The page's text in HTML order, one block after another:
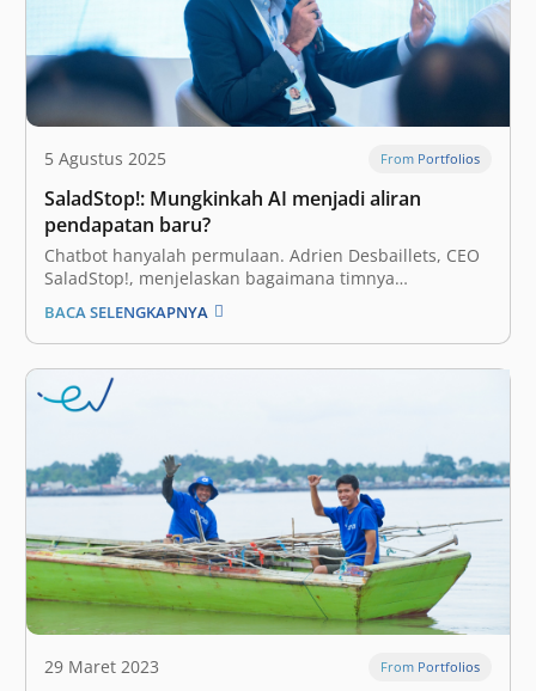
5 Agustus 2025 From Portfolios
SaladStop!: Mungkinkah AI menjadi aliran
pendapatan baru?
Chatbot hanyalah permulaan. Adrien Desbaillets, CEO
SaladStop!, menjelaskan bagaimana timnya
memanfaatkan otomatisasi kecerdasan buatan
(artificial intelligence atau AI) untuk membuka peluang
kemitraan B2B yang baru. Gerai makanan sehat
populer SaladStop! sedang mengembangkan alat
bantu AI generatif (generative AI atau GenAI) yang akan
memberikan rekomendasi yang…
BACA SELENGKAPNYA
29 Maret 2023 From Portfolios